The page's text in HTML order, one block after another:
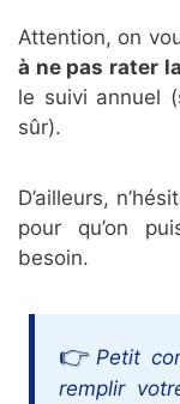
Attention, on
à ne pas rater
le suivi annuel
sûr).
D’ailleurs,
pour qu’on
besoin.
Petit
remplir